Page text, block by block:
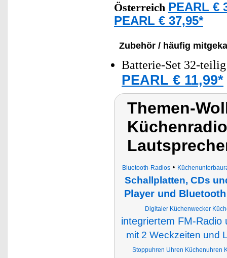
Österreich PEARL €
PEARL € 37,95*
Zubehör / häufig
Batterie-Set 32-
PEARL € 11,99*
Themen-
Bluetooth-Radios•
Schallplatten, CDs
Player und Bluetooth
Digitaler Küchenwecker
integriertem FM-Radio
mit 2 Weckzeiten und
Stoppuhren Uhren Küchenuhren